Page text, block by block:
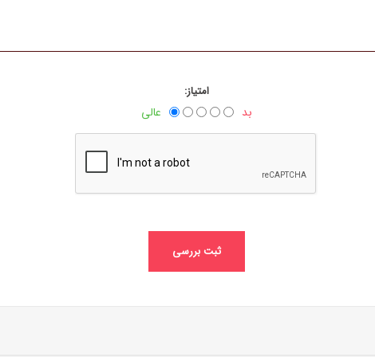
امتیاز:
بد عالی
ثبت بررسی